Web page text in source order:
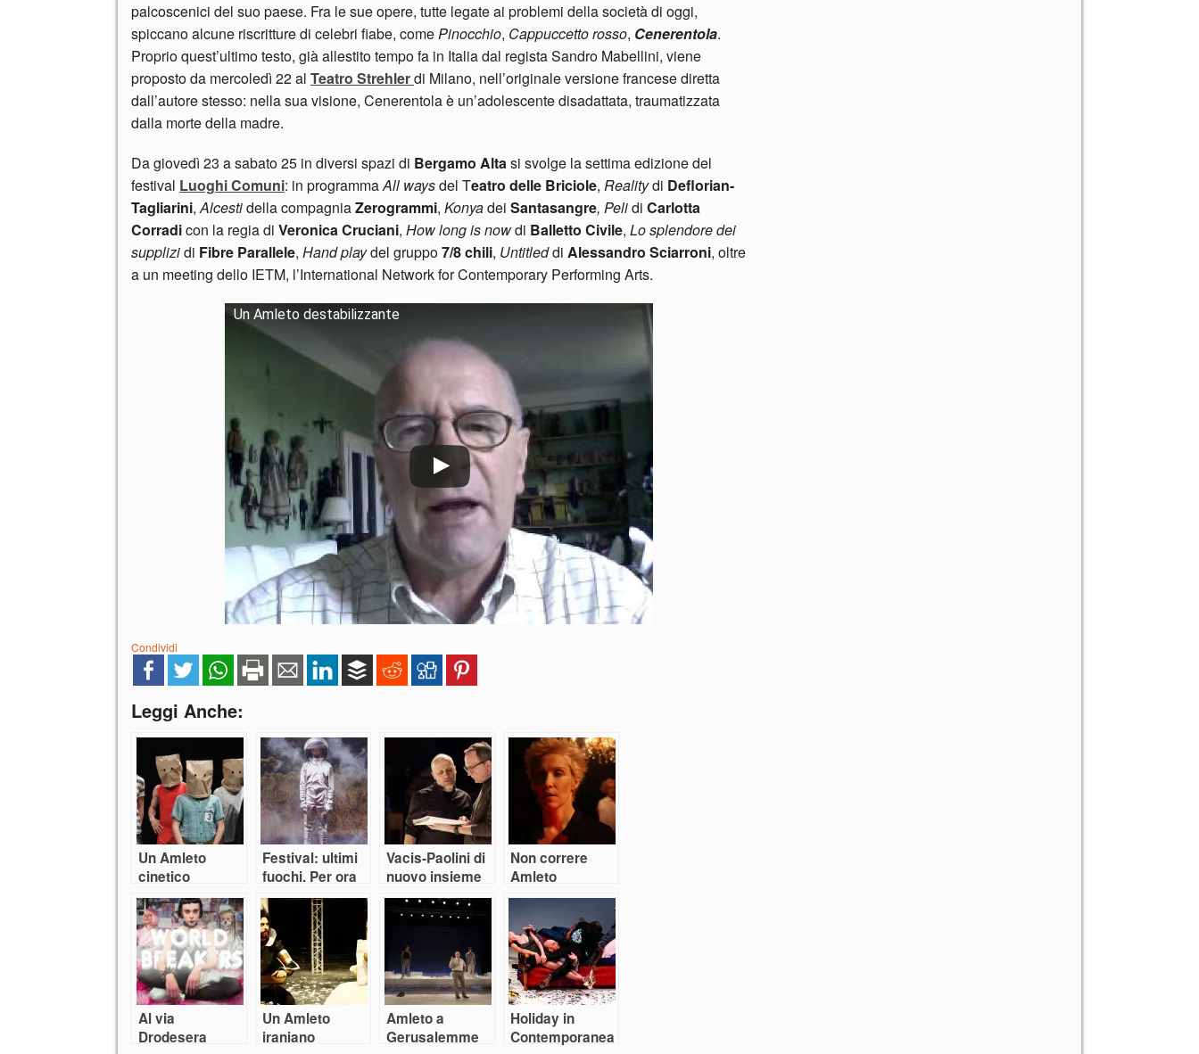
palcoscenici del suo paese. Fra le sue opere, tutte legate ai problemi della società di oggi,
spiccano alcune riscritture di celebri fiabe, comePinocchio, Cappuccetto rosso, Cenerentola.
Proprio quest’ultimo testo, già allestito tempo fa in Italia dal regista Sandro Mabellini, viene
proposto da mercoledì 22 al Teatro Strehlerdi Milano, nell’originale versione francese diretta
dall’autore stesso: nella sua visione, Cenerentola è un’adolescente disadattata, traumatizzata
dalla morte della madre.
Da giovedì 23 a sabato 25 in diversi spazi di Bergamo Altasi svolge la settima edizione del
festival Luoghi Comuni: in programmaAll waysdel Teatro delle Briciole, Realitydi Deflorian-
Tagliarini,Alcestidella compagniaZerogrammi, Konyadei Santasangre, Pelidi Carlotta
Corradicon la regia di Veronica Cruciani, How long is nowdi Balletto Civile, Lo splendore dei
supplizidi Fibre Parallele, Hand playdel gruppo7/8 chili, Untitleddi Alessandro Sciarroni, oltre
a un meeting dello IETM, l’International Network for Contemporary Performing Arts.
Un Amleto destabilizzante
Condividi
Leggi Anche:
Un Amleto
cinetico
Festival: ultimi
fuochi. Per ora
Vacis-Paolini di
nuovo insieme
Non correre
Amleto
Al via
Drodesera
Un Amleto
iraniano
Amleto a
Gerusalemme
Holiday in
Contemporanea